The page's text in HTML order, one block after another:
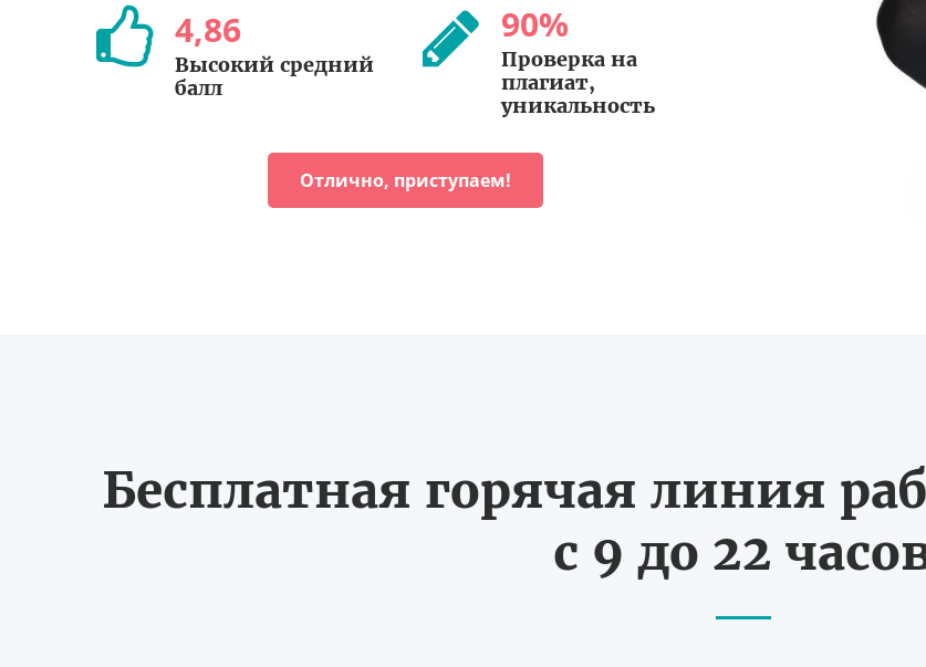
4,86
Высокий средний
балл
90%
Проверка на
плагиат,
уникальность
Отлично, приступаем!
Бесплатная горячая линия
с 9 до 22